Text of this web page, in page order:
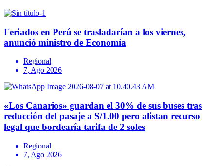
Feriados en Perú se trasladarían a los viernes,
anunció ministro de Economía
Regional
7, Ago 2026
«Los Canarios» guardan el 30% de sus buses tras
reducción del pasaje a S/1.00 pero alistan recurso
legal que bordearía tarifa de 2 soles
Regional
7, Ago 2026